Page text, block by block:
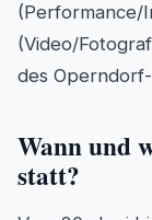
(Performance/
(Video/
des
Wann und
statt?